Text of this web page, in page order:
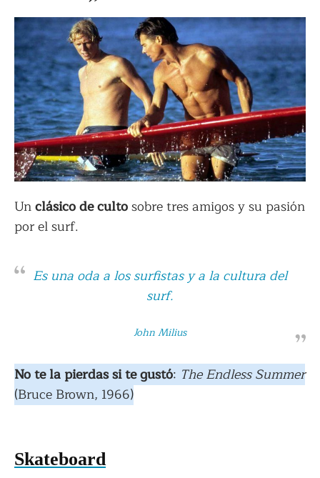
Unclásico de cultosobre tres amigos y su pasión
por el surf.
Es una oda a los surfistas y a la cultura del
surf.
John Milius
No te la pierdas si te gustó: The Endless Summer
(Bruce Brown, 1966)
Skateboard